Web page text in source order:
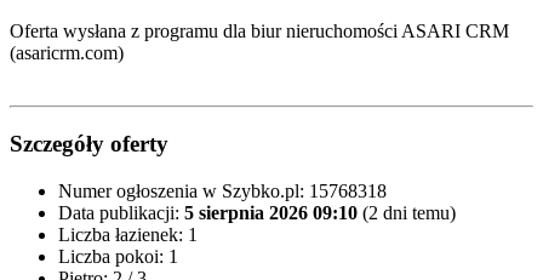
Oferta wysłana z programu dla biur nieruchomości ASARI CRM
(asaricrm.com)
Szczegóły oferty
Numer ogłoszenia w Szybko.pl: 15768318
Data publikacji: 5 sierpnia 2026 09:10 (2 dni temu)
Liczba łazienek: 1
Liczba pokoi: 1